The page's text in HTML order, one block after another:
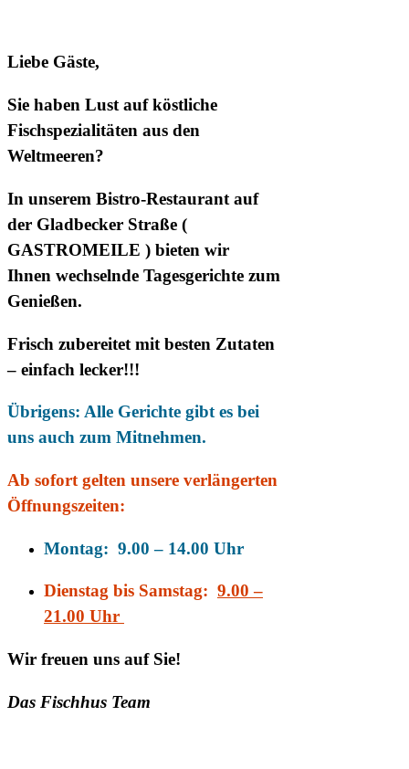
Liebe Gäste,
Sie haben Lust auf köstliche
Fischspezialitäten aus den
Weltmeeren?
In unserem Bistro-Restaurant auf
der Gladbecker Straße (
GASTROMEILE ) bieten wir
Ihnen wechselnde Tagesgerichte zum
Genießen.
Frisch zubereitet mit besten Zutaten
– einfach lecker!!!
Übrigens: Alle Gerichte gibt es bei
uns auch zum Mitnehmen.
Ab sofort gelten unsere verlängerten
Öffnungszeiten:
Montag: 9.00 – 14.00 Uhr
Dienstag bis Samstag: 9.00 –
21.00 Uhr
Wir freuen uns auf Sie!
Das Fischhus Team